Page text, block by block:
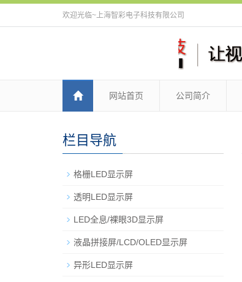
欢迎光临~上海智彩电子科技有限公司
网站首页 公司简介
栏目导航
格栅LED显示屏
透明LED显示屏
LED全息/裸眼3D显示屏
液晶拼接屏/LCD/OLED显示屏
异形LED显示屏